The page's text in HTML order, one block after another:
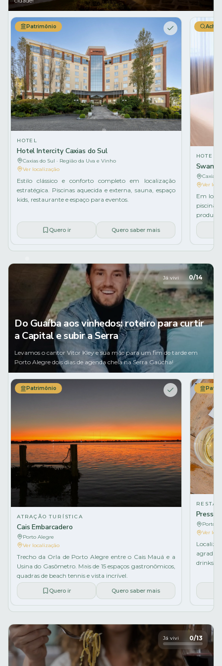
Patrimônio
HOTEL
Hotel Intercity Caxias do Sul
Caxias do Sul · Região da Uva e Vinho
Ver localização
Estilo clássico e conforto completo em localização
estratégica. Piscinas aquecida e externa, sauna, espaço
kids, restaurante e espaço para eventos.
Quero ir Quero saber mais
HOTEL
Swan
Caxias
Ver
Em
piscina
Já vivi 0/14
Do Guaíba aos vinhedos: roteiro para curtir
a Capital e subir a Serra
Levamos o cantor Vitor Kley e sua mãe para um fim de tarde em
Porto Alegre dois dias de agenda cheia na Serra Gaúcha!
Patrimônio
ATRAÇÃO TURÍSTICA
Cais Embarcadero
Porto Alegre
Ver localização
Trecho da Orla de Porto Alegre entre o Cais Mauá e a
Usina do Gasômetro. Mais de 15 espaços gastronômicos,
quadras de beach tennis e vista incrível.
Quero ir Quero saber mais
Press
Porto
Ver
drinks,
Já vivi 0/13